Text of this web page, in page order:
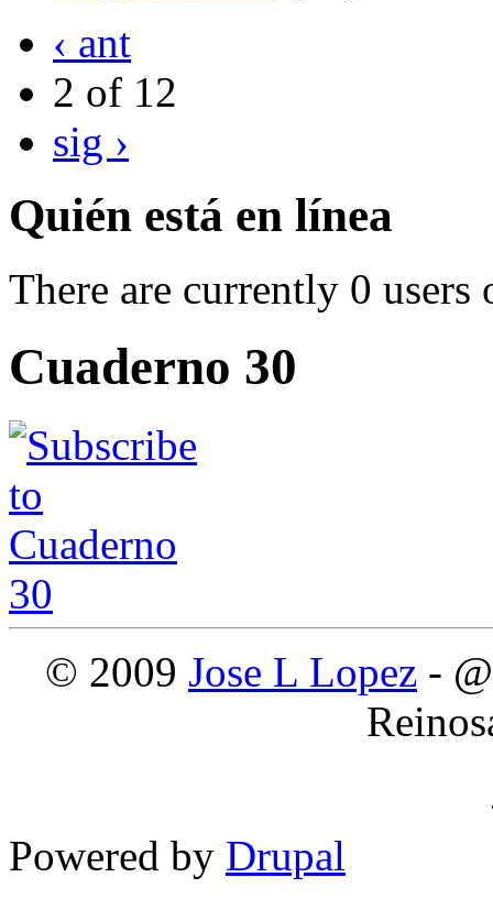
‹ ant
2 of 12
sig ›
Quién está en línea
There are currently 0 users
Cuaderno 30
© 2009 Jose L Lopez -
Powered by Drupal